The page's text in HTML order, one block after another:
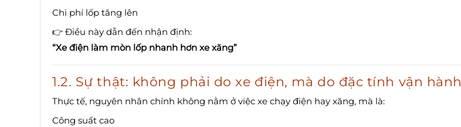
Chi phí lốp tăng lên
👉 Điều này dẫn đến nhận định:
“Xe điện làm mòn lốp nhanh hơn xe xăng”
1.2. Sự thật: không phải do xe điện, mà do đặc tính vận hành
Thực tế, nguyên nhân chính không nằm ở việc xe chạy điện hay xăng, mà là:
Công suất cao